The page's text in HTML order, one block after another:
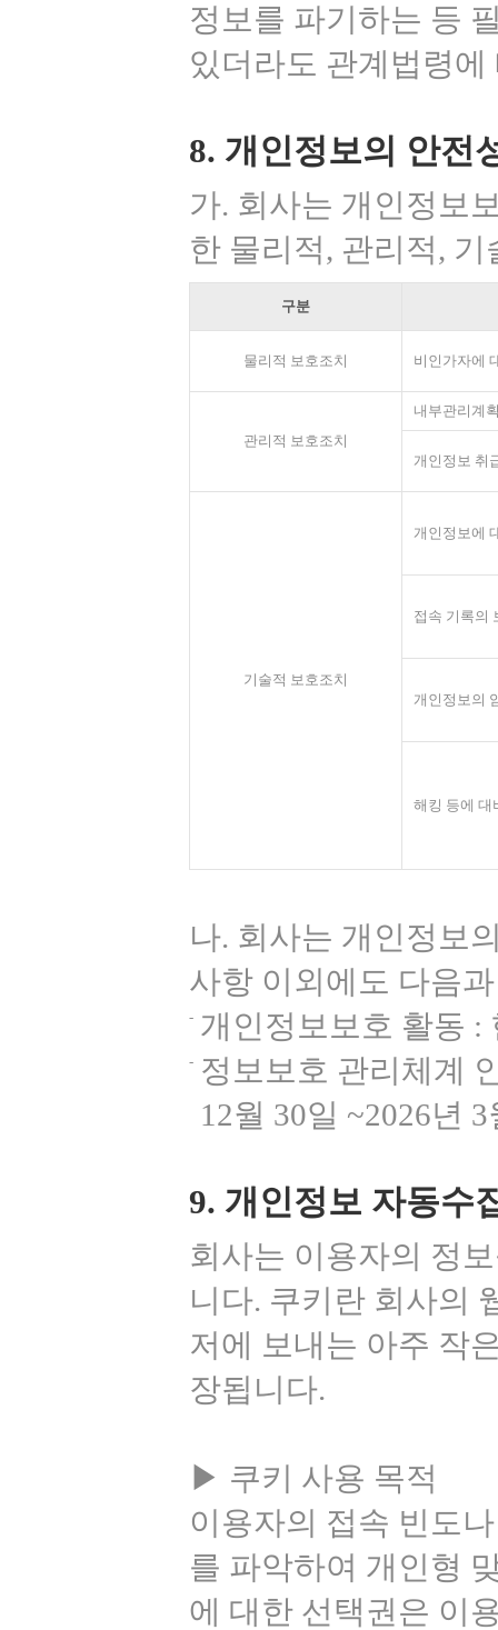
정보를 파기하는 등
있더라도 관계법령
8. 개인정보의 안전
가. 회사는 개인정보
한 물리적, 관리적,
구분
물리적 보호조치 비인가자에
관리적 보호조치
내부관리계
개인정보 취
기술적 보호조치
개인정보에
접속 기록의
개인정보의
해킹 등에 대
나. 회사는 개인정보
사항 이외에도 다음
개인정보보호 활동 :
정보보호 관리체계
12월 30일 ~2026년
9. 개인정보 자동수
회사는 이용자의 정
니다. 쿠키란 회사의
저에 보내는 아주 작
장됩니다.
▶ 쿠키 사용 목적
이용자의 접속 빈도
를 파악하여 개인형
에 대한 선택권은 이